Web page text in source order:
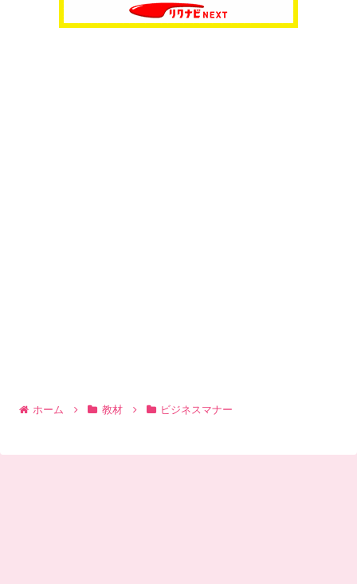
ホーム 教材 ビジネスマナー